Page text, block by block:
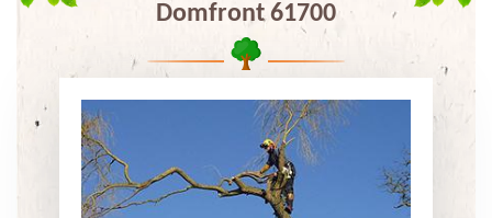
Domfront 61700